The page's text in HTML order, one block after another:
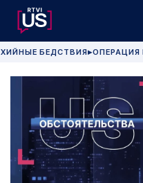
БЕДСТВИЯ▶ОПЕРАЦИЯ